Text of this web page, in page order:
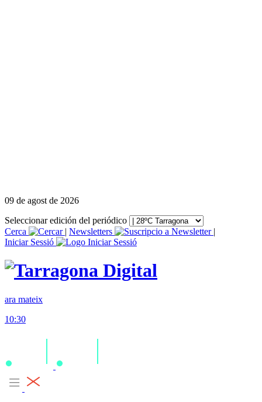
09 de agost de 2026
Seleccionar edición del periódico
Cerca
| Newsletters
|
Iniciar Sessió
ara mateix
10:30